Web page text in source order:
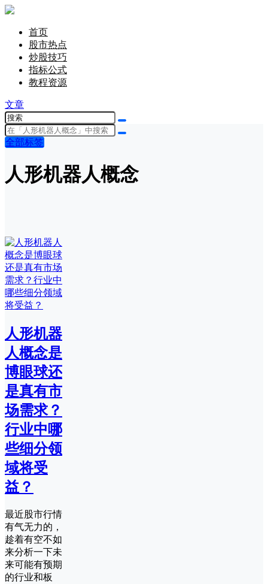
首页
股市热点
炒股技巧
指标公式
教程资源
文章
全部标签
人形机器人概念
人形机器
人概念是
博眼球还
是真有市
场需求？
行业中哪
些细分领
域将受
益？
最近股市行情
有气无力的，
趁着有空不如
来分析一下未
来可能有预期
的行业和板